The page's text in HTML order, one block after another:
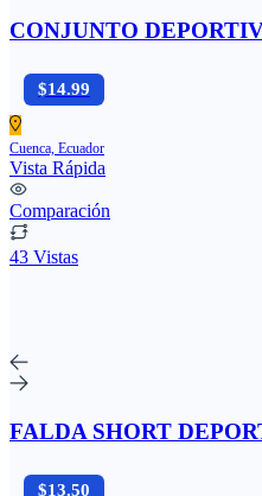
CONJUNTO
$14.99
Cuenca, Ecuador
Vista Rápida
Comparación
43 Vistas
FALDA SHORT
$13.50